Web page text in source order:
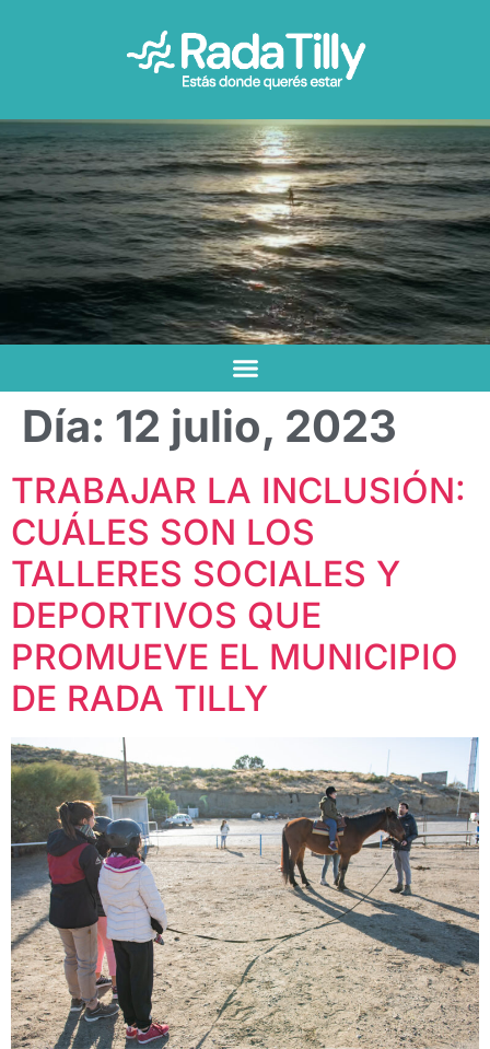
Día: 12 julio, 2023
TRABAJAR LA INCLUSIÓN:
CUÁLES SON LOS
TALLERES SOCIALES Y
DEPORTIVOS QUE
PROMUEVE EL MUNICIPIO
DE RADA TILLY